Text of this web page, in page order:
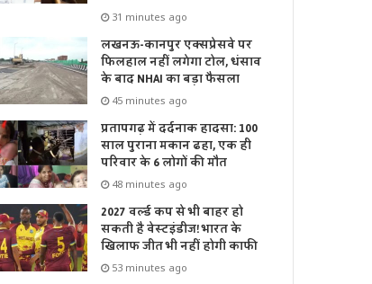
31 minutes ago
लखनऊ-कानपुर एक्सप्रेसवे पर
फिलहाल नहीं लगेगा टोल, धंसाव
के बाद NHAI का बड़ा फैसला
45 minutes ago
प्रतापगढ़ में दर्दनाक हादसा: 100
साल पुराना मकान ढहा, एक ही
परिवार के 6 लोगों की मौत
48 minutes ago
2027 वर्ल्ड कप से भी बाहर हो
सकती है वेस्टइंडीज! भारत के
खिलाफ जीत भी नहीं होगी काफी
53 minutes ago